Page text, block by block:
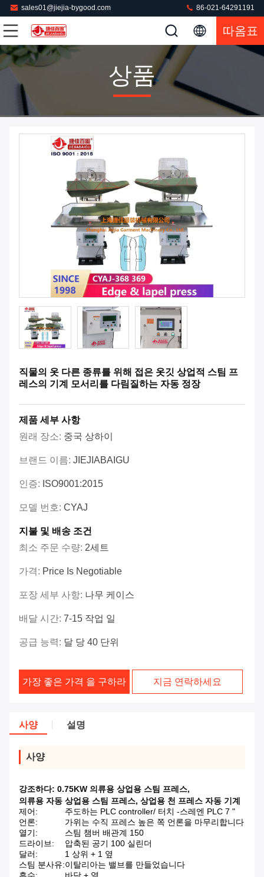
sales01@jiejia-bygood.com 86-021-64291191
따옴표
상품
직물의 옷 다른 종류를 위해 접은 옷깃 상업적 스팀 프
레스의 기계 모서리를 다림질하는 자동 정장
제품 세부 사항
원래 장소: 중국 상하이
브랜드 이름: JIEJIABAIGU
인증: ISO9001:2015
모델 번호: CYAJ
지불 및 배송 조건
최소 주문 수량: 2세트
가격: Price Is Negotiable
포장 세부 사항: 나무 케이스
배달 시간: 7-15 작업 일
공급 능력: 달 당 40 단위
가장 좋은 가격 을 구하라 지금 연락하세요
사양 설명
사양
강조하다: 0.75KW 의류용 상업용 스팀 프레스,
의류용 자동 상업용 스팀 프레스, 상업용 천 프레스 자동 기계
제어:
주도하는 PLC controller/ 터치 -스레엔 PLC 7 "
언론:
가위는 수직 프레스 높은 쪽 언론을 마무리합니다
열기:
스팀 챔버 배관계 150
드라이브:
압축된 공기 100 실린더
달러:
1 상위 + 1 옆
스팀 분사유:이탈리아는 밸브를 만들었습니다